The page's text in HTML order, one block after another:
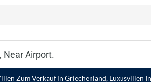
Near Airport.
Zum Verkauf In Griechenland, Luxusvillen In